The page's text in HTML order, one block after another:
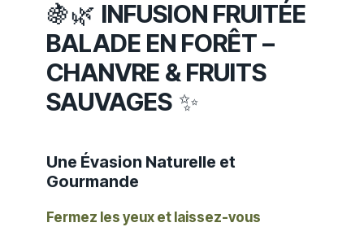
🍇🌿 INFUSION FRUITÉE
BALADE EN FORÊT –
CHANVRE & FRUITS
SAUVAGES ✨
Une Évasion Naturelle et
Gourmande
Fermez les yeux et laissez-vous